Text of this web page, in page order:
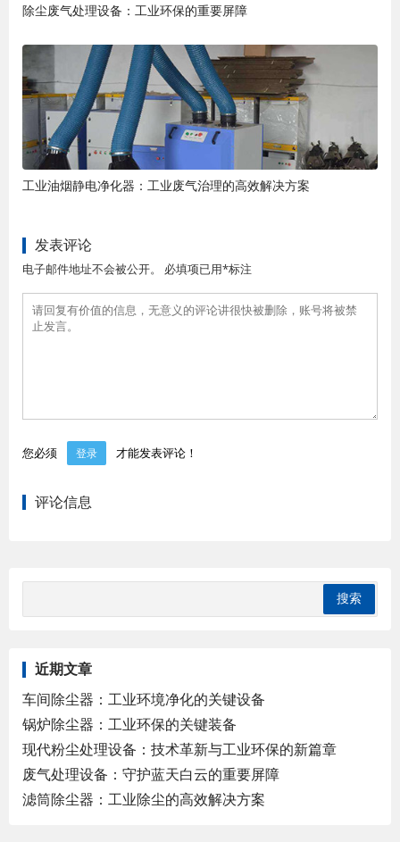
除尘废气处理设备：工业环保的重要屏障
工业油烟静电净化器：工业废气治理的高效解决方案
发表评论
电子邮件地址不会被公开。 必填项已用*标注
您必须 登录 才能发表评论！
评论信息
近期文章
车间除尘器：工业环境净化的关键设备
锅炉除尘器：工业环保的关键装备
现代粉尘处理设备：技术革新与工业环保的新篇章
废气处理设备：守护蓝天白云的重要屏障
滤筒除尘器：工业除尘的高效解决方案